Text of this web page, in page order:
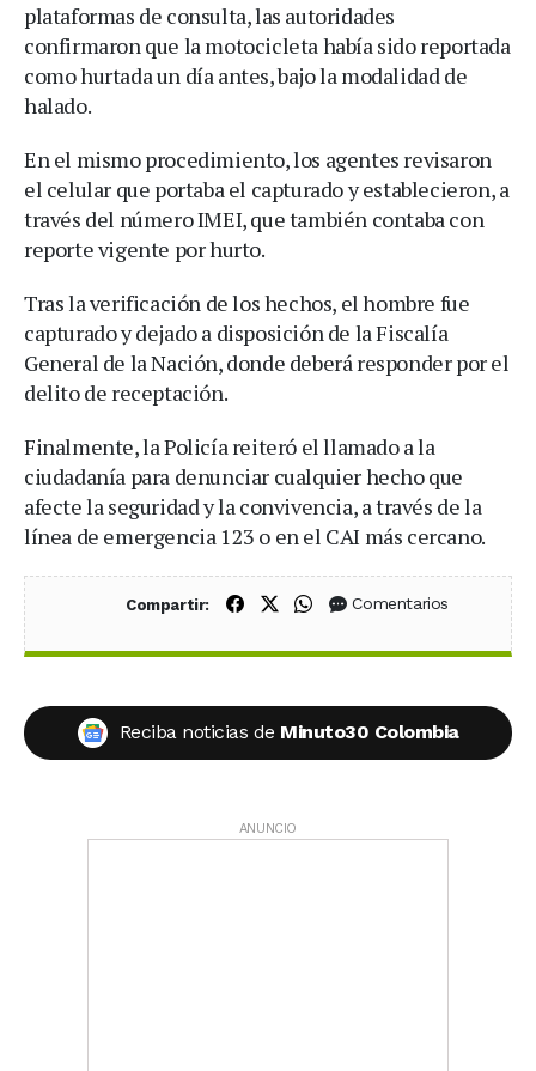
plataformas de consulta, las autoridades
confirmaron que la motocicleta había sido reportada
como hurtada un día antes, bajo la modalidad de
halado.
En el mismo procedimiento, los agentes revisaron
el celular que portaba el capturado y establecieron, a
través del número IMEI, que también contaba con
reporte vigente por hurto.
Tras la verificación de los hechos, el hombre fue
capturado y dejado a disposición de la Fiscalía
General de la Nación, donde deberá responder por el
delito de receptación.
Finalmente, la Policía reiteró el llamado a la
ciudadanía para denunciar cualquier hecho que
afecte la seguridad y la convivencia, a través de la
línea de emergencia 123 o en el CAI más cercano.
Compartir: Compartir en Facebook
Compartir en X (Twitter)
Compartir en WhatsApp
Comentarios
Reciba noticias de Minuto30 Colombia
ANUNCIO